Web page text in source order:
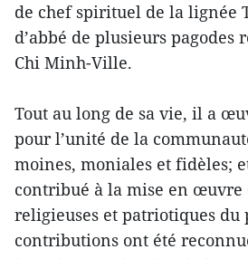
de chef spirituel de la lignée
d’abbé de plusieurs pagodes
Chi Minh-Ville.
Tout au long de sa vie, il a
pour l’unité de la
moines, moniales et fidèles;
contribué à la mise en œuvre
religieuses et patriotiques du
contributions ont été